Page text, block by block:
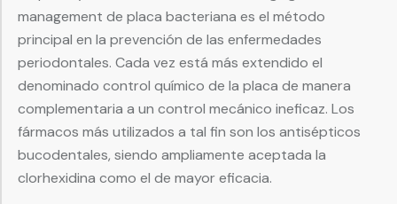
management de placa bacteriana es el método
principal en la prevención de las enfermedades
periodontales. Cada vez está más extendido el
denominado control químico de la placa de manera
complementaria a un control mecánico ineficaz. Los
fármacos más utilizados a tal fin son los antisépticos
bucodentales, siendo ampliamente aceptada la
clorhexidina como el de mayor eficacia.